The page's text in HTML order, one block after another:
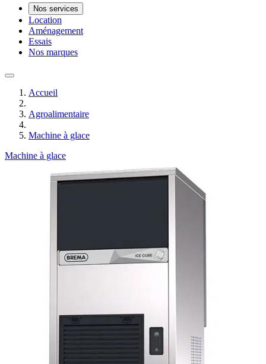
Nos services
Location
Aménagement
Essais
Nos marques
Accueil
Agroalimentaire
Machine à glace
Machine à glace